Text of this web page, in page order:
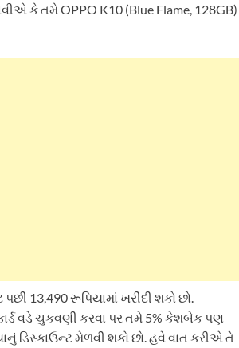
કે તમે OPPO K10 (Blue Flame, 128GB)
13,490 રૂપિયામાં ખરીદી શકો છો.
વડે ચુકવણી કરવા પર તમે 5% કેશબેક પણ
ડિસ્કાઉન્ટ મેળવી શકો છો. હવે વાત કરીએ તે